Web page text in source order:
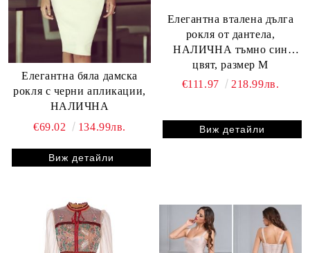
Елегантна бяла дамска
рокля с черни апликации,
НАЛИЧНА
€69.02
134.99лв.
Виж детайли
Елегантна вталена дълга
рокля от дантела,
НАЛИЧНА тъмно син
цвят, размер М
€111.97
218.99лв.
Виж детайли